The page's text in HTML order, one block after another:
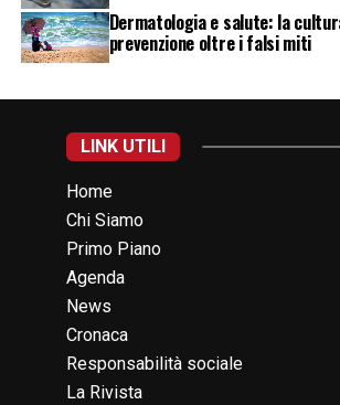
Dermatologia e salute: la
prevenzione oltre i falsi miti
LINK UTILI
Home
Chi Siamo
Primo Piano
Agenda
News
Cronaca
Responsabilità sociale
La Rivista